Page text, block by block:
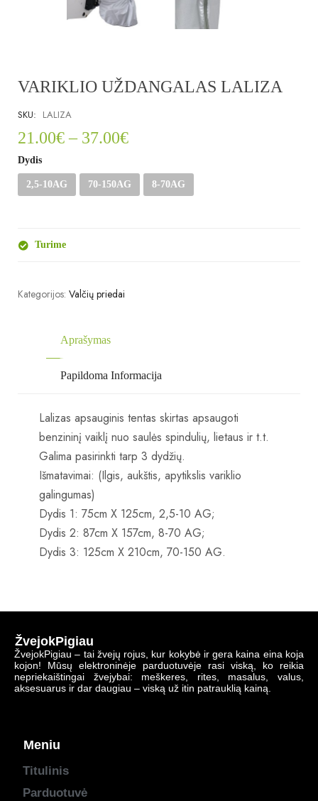
VARIKLIO UŽDANGALAS LALIZA
SKU: LALIZA
21.00€– 37.00€
Dydis
2,5-10AG 70-150AG 8-70AG
Turime
Kategorijos: Valčių priedai
Aprašymas
Papildoma Informacija
Lalizas apsauginis tentas skirtas apsaugoti
benzininį vaiklį nuo saulės spindulių, lietaus ir t.t.
Galima pasirinkti tarp 3 dydžių.
Išmatavimai: (Ilgis, aukštis, apytikslis variklio
galingumas)
Dydis 1: 75cm X 125cm, 2,5-10 AG;
Dydis 2: 87cm X 157cm, 8-70 AG;
Dydis 3: 125cm X 210cm, 70-150 AG.
ŽvejokPigiau
ŽvejokPigiau – tai žvejų rojus, kur kokybė ir gera kaina eina koja
kojon! Mūsų elektroninėje parduotuvėje rasi viską, ko reikia
nepriekaištingai žvejybai: meškeres, rites, masalus, valus,
aksesuarus ir dar daugiau – viską už itin patrauklią kainą.
Meniu
Titulinis
Parduotuvė